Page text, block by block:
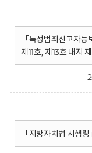
「특정범죄신고자
제11호, 제13호 내지
「지방자치법 시행